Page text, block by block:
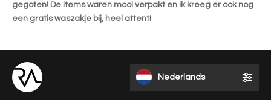
gegoten! De items waren mooi verpakt en ik kreeg er ook nog
een gratis waszakje bij, heel attent!
Nederlands